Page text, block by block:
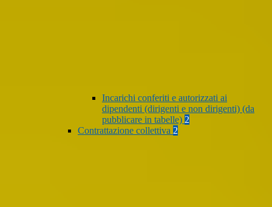
Incarichi conferiti e autorizzati ai
dipendenti (dirigenti e non dirigenti) (da
pubblicare in tabelle) 2
Contrattazione collettiva 2